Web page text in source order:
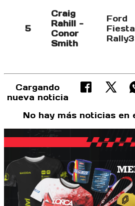
5
Craig
Rahill -
Conor
Smith
Ford
Fiesta
Rally3
Cargando
nueva noticia
No hay más noticias en